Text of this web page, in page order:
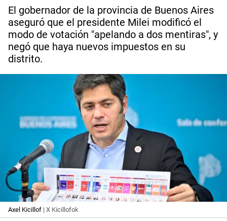
El gobernador de la provincia de Buenos Aires
aseguró que el presidente Milei modificó el
modo de votación "apelando a dos mentiras", y
negó que haya nuevos impuestos en su
distrito.
Axel Kicillof | X Kicillofok